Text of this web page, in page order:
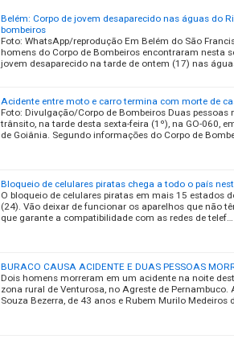
Belém: Corpo de jovem desaparecido nas águas do
bombeiros
Foto: WhatsApp/reprodução Em Belém do São
homens do Corpo de Bombeiros encontraram nesta
jovem desaparecido na tarde de ontem (17) nas
Acidente entre moto e carro termina com morte de
Foto: Divulgação/Corpo de Bombeiros Duas pessoas
trânsito, na tarde desta sexta-feira (1º), na GO-060,
de Goiânia. Segundo informações do Corpo de
Bloqueio de celulares piratas chega a todo o país
O bloqueio de celulares piratas em mais 15 estados
(24). Vão deixar de funcionar os aparelhos que não
que garante a compatibilidade com as redes de telef…
BURACO CAUSA ACIDENTE E DUAS PESSOAS
Dois homens morreram em um acidente na noite
zona rural de Venturosa, no Agreste de
Souza Bezerra, de 43 anos e Rubem Murilo Medeiros